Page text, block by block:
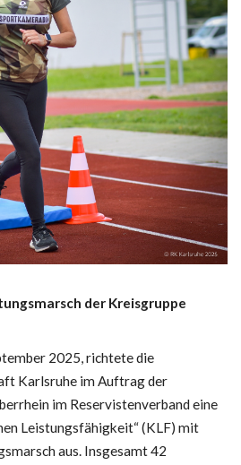
der Kreisgruppe
2025, richtete die
Karlsruhe im Auftrag der
im Reservistenverband eine
Leistungsfähigkeit“ (KLF) mit
aus. Insgesamt 42